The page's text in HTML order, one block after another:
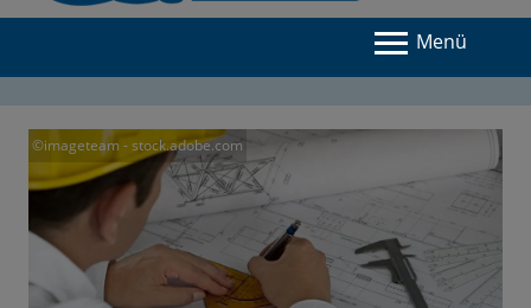
Menü
©imageteam - stock.adobe.com